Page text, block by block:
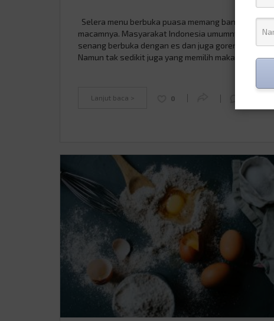
Selera menu berbuka puasa memang banyak
macamnya. Masyarakat Indonesia umumnya lebih
senang berbuka dengan es dan juga goreng-
Namun tak sedikit juga yang memilih makan berat
rekomendasi burger di Jakarta yang bisa kamu coba
untuk menu …
Lanjut baca > 0